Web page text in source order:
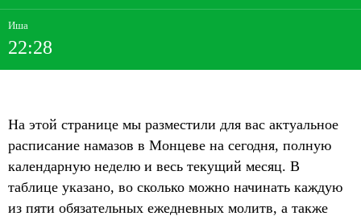
Иша
22:28
На этой странице мы разместили для вас актуальное
расписание намазов в Монцеве на сегодня, полную
календарную неделю и весь текущий месяц. В
таблице указано, во сколько можно начинать каждую
из пяти обязательных ежедневных молитв, а также